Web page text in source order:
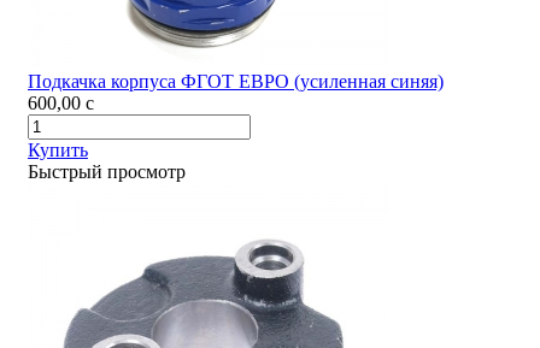
Подкачка корпуса ФГОТ ЕВРО (усиленная синяя)
600,00 c
Купить
Быстрый просмотр